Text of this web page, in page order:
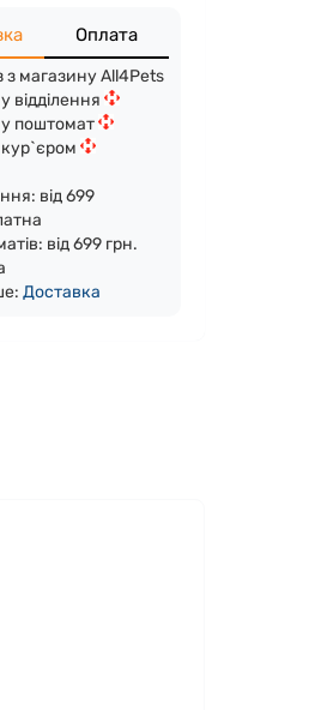
Оплата
з магазину All4Pets
відділення
поштомат
кур`єром
від 699
від 699 грн.
Доставка